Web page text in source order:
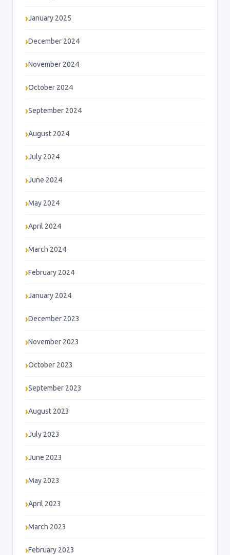
January 2025
December 2024
November 2024
October 2024
September 2024
August 2024
July 2024
June 2024
May 2024
April 2024
March 2024
February 2024
January 2024
December 2023
November 2023
October 2023
September 2023
August 2023
July 2023
June 2023
May 2023
April 2023
March 2023
February 2023